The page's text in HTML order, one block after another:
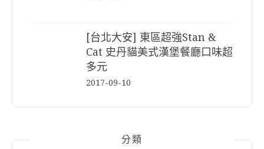
[台北大安] 東區超強Stan &
Cat 史丹貓美式漢堡餐廳口味超
多元
2017-09-10
分類